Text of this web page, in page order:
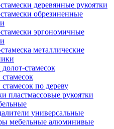
деревянные рукоятки
обрезиненные
эргономичные
металлические
стамесок
по дереву
пластмассовые рукоятки
универсальные
мебельные алюминивые